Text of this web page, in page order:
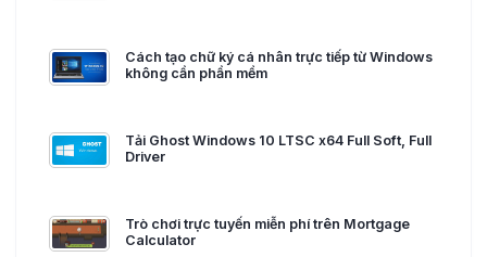
Cách tạo chữ ký cá nhân trực tiếp từ Windows
không cần phần mềm
Tải Ghost Windows 10 LTSC x64 Full Soft, Full
Driver
Trò chơi trực tuyến miễn phí trên Mortgage
Calculator